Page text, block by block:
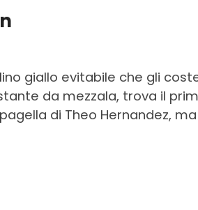
giallo evitabile che gli
da mezzala, trova il
di Theo Hernandez, ma